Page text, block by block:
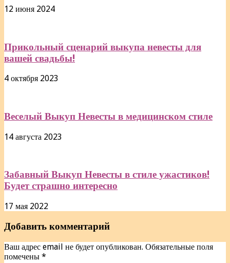
12 июня 2024
Прикольный сценарий выкупа невесты для
вашей свадьбы!
4 октября 2023
Веселый Выкуп Невесты в медицинском стиле
14 августа 2023
Забавный Выкуп Невесты в стиле ужастиков!
Будет страшно интересно
17 мая 2022
Добавить комментарий
Ваш адрес email не будет опубликован. Обязательные поля
помечены *